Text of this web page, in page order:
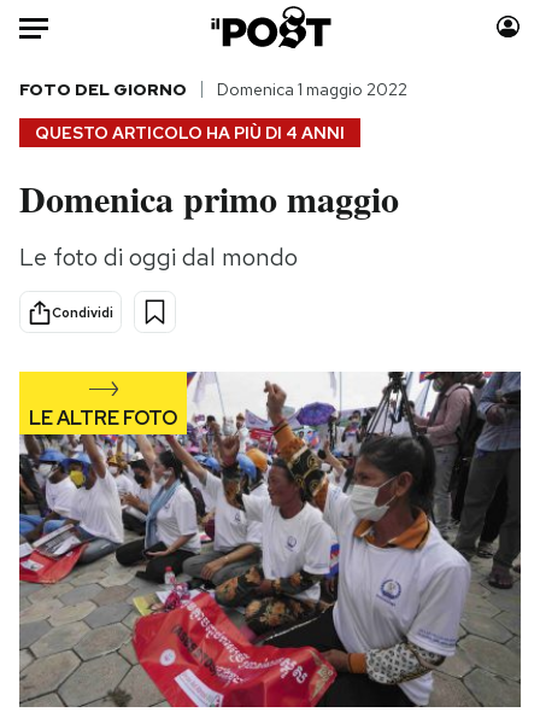
Auto
HOME
Italia
Politica
Tecnologia
Scienza
Cultura
Economia
Sport
Moda
Media
Europa
Altrecose
Mondiali calcio 2026
PODCAST
NEWSLETTER
QUESTO ARTICOLO HA PIÙ DI 4 ANNI
FOTO DEL GIORNO Domenica 1 maggio 2022
Domenica primo maggio
Le foto di oggi dal mondo
Condividi